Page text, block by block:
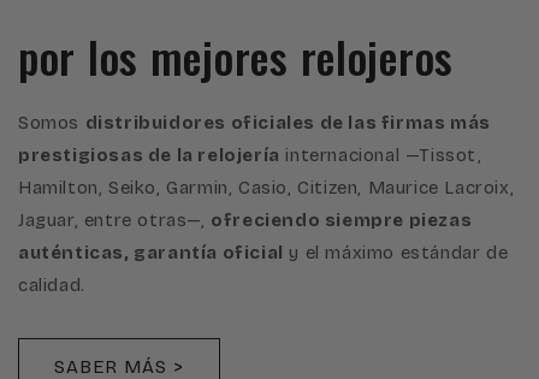
por los mejores relojeros
Somos distribuidores oficiales de las firmas más
prestigiosas de la relojería internacional —Tissot,
Hamilton, Seiko, Garmin, Casio, Citizen, Maurice Lacroix,
Jaguar, entre otras—, ofreciendo siempre piezas
auténticas, garantía oficial y el máximo estándar de
calidad.
SABER MÁS >